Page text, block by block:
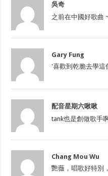
吳奇
之前在中國好歌曲
Gary Fung
'喜歡到乾脆去學這
配音星期六啾啾
tank也是創做歌手
Chang Mou Wu
艷薇，唱歌好特別